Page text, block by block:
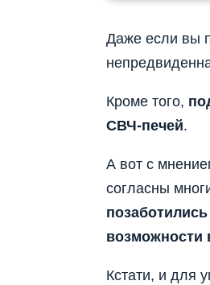
Даже если вы
Кроме того,
СВЧ-печей.
А вот с
согласны
возможности
Кстати, и для